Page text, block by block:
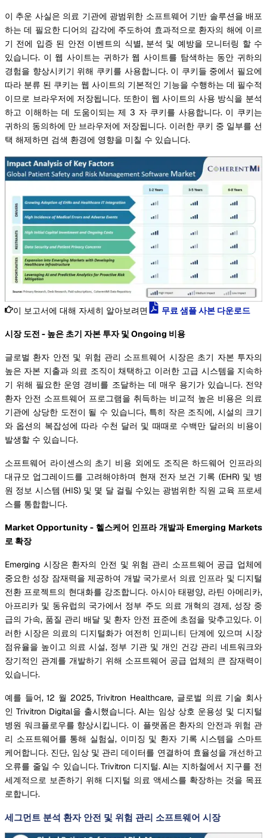
이 추운 사실은 의료 기관에 광범위한 소프트웨어 기반 솔루션을 배포
하는 데 필요한 디어의 감각에 주도하여 효과적으로 환자의 해에 이르
기 전에 입증 된 안전 이벤트의 식별, 분석 및 예방을 모니터링 할 수
있습니다. 이 웹 사이트는 귀하가 웹 사이트를 탐색하는 동안 귀하의
경험을 향상시키기 위해 쿠키를 사용합니다. 이 쿠키들 중에서 필요에
따라 분류 된 쿠키는 웹 사이트의 기본적인 기능을 수행하는 데 필수적
이므로 브라우저에 저장됩니다. 또한이 웹 사이트의 사용 방식을 분석
하고 이해하는 데 도움이되는 제 3 자 쿠키를 사용합니다. 이 쿠키는
귀하의 동의하에 만 브라우저에 저장됩니다. 이러한 쿠키 중 일부를 선
택 해제하면 검색 환경에 영향을 미칠 수 있습니다.
이 보고서에 대해 자세히 알아보려면 무료 샘플 사본 다운로드
시장 도전 - 높은 초기 자본 투자 및 Ongoing 비용
글로벌 환자 안전 및 위험 관리 소프트웨어 시장은 초기 자본 투자의
높은 자본 지출과 의료 조직이 채택하고 이러한 고급 시스템을 지속하
기 위해 필요한 운영 경비를 조달하는 데 매우 용기가 있습니다. 전약
환자 안전 소프트웨어 프로그램을 취득하는 비교적 높은 비용은 의료
기관에 상당한 도전이 될 수 있습니다, 특히 작은 조직에, 시설의 크기
와 옵션의 복잡성에 따라 수천 달러 및 때때로 수백만 달러의 비용이
발생할 수 있습니다.
소프트웨어 라이센스의 초기 비용 외에도 조직은 하드웨어 인프라의
대규모 업그레이드를 고려해야하며 현재 전자 보건 기록 (EHR) 및 병
원 정보 시스템 (HIS) 및 몇 달 걸릴 수있는 광범위한 직원 교육 프로세
스를 통합합니다.
Market Opportunity - 헬스케어 인프라 개발과 Emerging Markets
로 확장
Emerging 시장은 환자의 안전 및 위험 관리 소프트웨어 공급 업체에
중요한 성장 잠재력을 제공하여 개발 국가로서 의료 인프라 및 디지털
전환 프로젝트의 현대화를 강조합니다. 아시아 태평양, 라틴 아메리카,
아프리카 및 동유럽의 국가에서 정부 주도 의료 개혁의 경제, 성장 중
급의 가속, 품질 관리 배달 및 환자 안전 표준에 초점을 맞추고있다. 이
러한 시장은 의료의 디지털화가 여전히 인피니티 단계에 있으며 시장
점유율을 높이고 의료 시설, 정부 기관 및 개인 건강 관리 네트워크와
장기적인 관계를 개발하기 위해 소프트웨어 공급 업체의 큰 잠재력이
있습니다.
예를 들어, 12 월 2025, Trivitron Healthcare, 글로벌 의료 기술 회사
인 Trivitron Digital을 출시했습니다. AI는 임상 상호 운용성 및 디지털
병원 워크플로우를 향상시킵니다. 이 플랫폼은 환자의 안전과 위험 관
리 소프트웨어를 통해 실험실, 이미징 및 환자 기록 시스템을 스마트
케어합니다. 진단, 임상 및 관리 데이터를 연결하여 효율성을 개선하고
오류를 줄일 수 있습니다. Trivitron 디지털. AI는 지하철에서 지구를 전
세계적으로 보존하기 위해 디지털 의료 액세스를 확장하는 것을 목표
로합니다.
세그먼트 분석 환자 안전 및 위험 관리 소프트웨어 시장